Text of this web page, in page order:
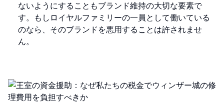
ないようにすることもブランド維持の大切な要素で
す。もしロイヤルファミリーの一員として働いている
のなら、そのブランドを悪用することは許されませ
ん。